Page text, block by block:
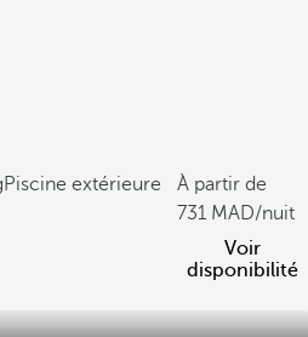
Piscine extérieure
À partir de
731
/nuit
Voir
disponibilité